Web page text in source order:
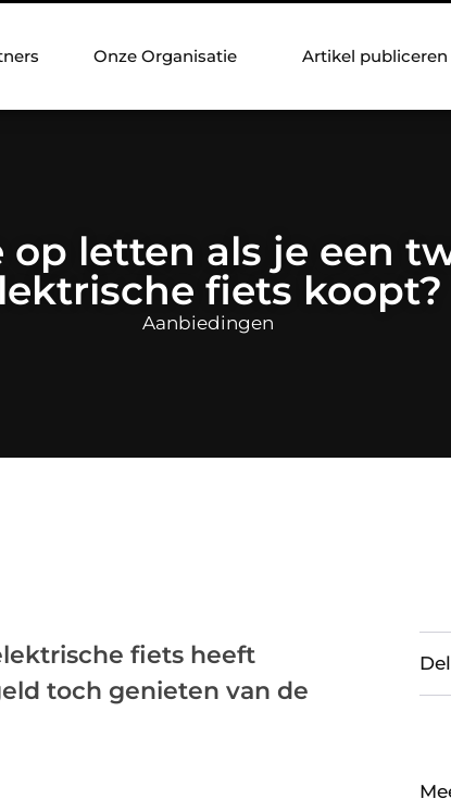
Onze Organisatie Artikel publiceren
op letten als je een
fiets koopt?
Aanbiedingen
fiets heeft
toch genieten van de